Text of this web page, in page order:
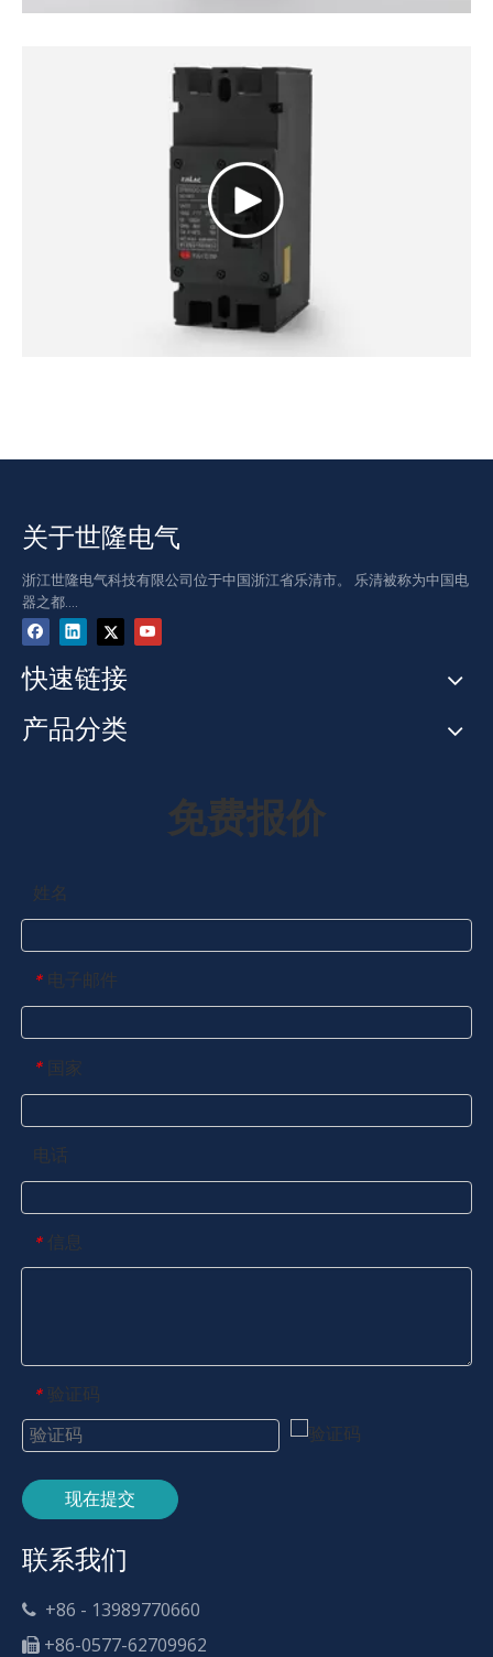
关于世隆电气
浙江世隆电气科技有限公司位于中国浙江省乐清市。 乐清被称为中国电
器之都....
快速链接
产品分类
免费报价
姓名
* 电子邮件
* 国家
电话
* 信息
* 验证码
现在提交
联系我们
 +86 - 13989770660
 +86-0577-62709962